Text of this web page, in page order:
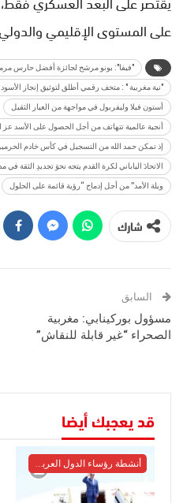
على المستوى الإقليمي
"فيفا": بونو مرشح لجائزة أفضل حارس
"نية مغربية " : متحف رقمي أطلق لتوثيق إنجاز
أستون فيلا وليفربول في مواجهة من العيار الثقيل
أنجية عالمية تتهاتف من أجل الحصول على الأسد عز
إذ تمكن حمد الله من التسجيل في كأس خادم
الاتحادَ الياباني لكرة القدم يتجه نحوَ تجديدِ الثقة
ويلة الأمد” من أجل إدماج “رؤية قائمة على الحلول
شارك
السابق
مسؤول بوركينابي: مغربية
الصحراء “غير قابلة للنقاش”
قد يعجبك أيضا